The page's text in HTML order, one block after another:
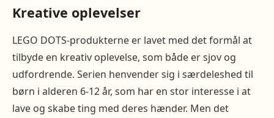
Kreative oplevelser
LEGO DOTS-produkterne er lavet med det formål at
tilbyde en kreativ oplevelse, som både er sjov og
udfordrende. Serien henvender sig i særdeleshed til
børn i alderen 6-12 år, som har en stor interesse i at
lave og skabe ting med deres hænder. Men det